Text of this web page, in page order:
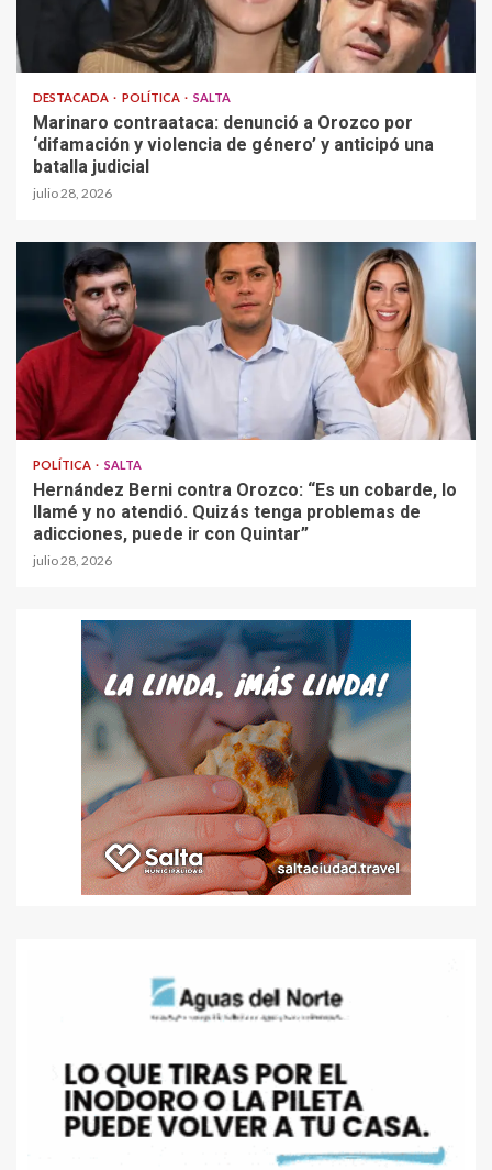
DESTACADA POLÍTICA SALTA
Marinaro contraataca: denunció a Orozco por
‘difamación y violencia de género’ y anticipó una
batalla judicial
julio 28, 2026
POLÍTICA SALTA
Hernández Berni contra Orozco: “Es un cobarde, lo
llamé y no atendió. Quizás tenga problemas de
adicciones, puede ir con Quintar”
julio 28, 2026